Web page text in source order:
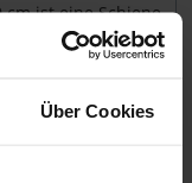
Über Cookies
ist eine Schiene